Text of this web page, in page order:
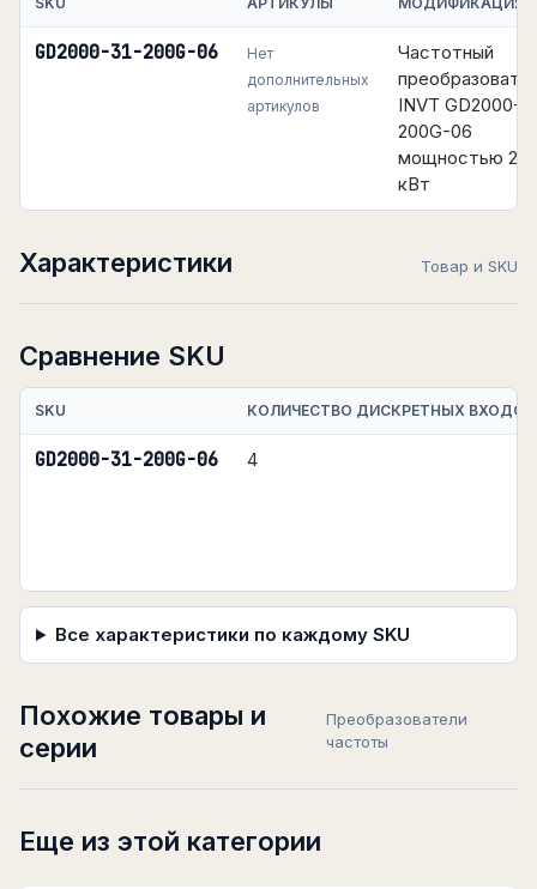
GD2000-31-200G-06
Нет
дополнительных
артикулов
Частотный
INVT GD2000-
200G-06
мощностью
кВт
Характеристики Товар и SKU
Сравнение SKU
SKU КОЛИЧЕСТВО ДИСКРЕТНЫХ ВХОДОВ
GD2000-31-200G-06 4
Все характеристики по каждому SKU
Похожие товары и
серии
Преобразователи
частоты
Еще из этой категории